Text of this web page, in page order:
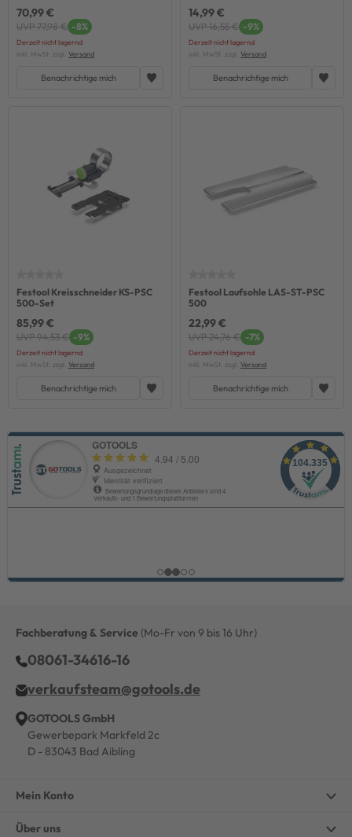
70,99 €
UVP 77,98 € -8%
Derzeit nicht lagernd
inkl. MwSt. zzgl. Versand
Benachrichtige mich
14,99 €
UVP 16,55 € -9%
Derzeit nicht lagernd
inkl. MwSt. zzgl. Versand
Benachrichtige mich
Festool Kreisschneider KS-PSC
500-Set
85,99 €
UVP 94,53 € -9%
Derzeit nicht lagernd
inkl. MwSt. zzgl. Versand
Benachrichtige mich
Festool Laufsohle LAS-ST-PSC
500
22,99 €
UVP 24,76 € -7%
Derzeit nicht lagernd
inkl. MwSt. zzgl. Versand
Benachrichtige mich
Fachberatung & Service (Mo-Fr von 9 bis 16 Uhr)
08061-34616-16
verkaufsteam@gotools.de
GOTOOLS GmbH
Gewerbepark Markfeld 2c
D - 83043 Bad Aibling
Mein Konto
Über uns